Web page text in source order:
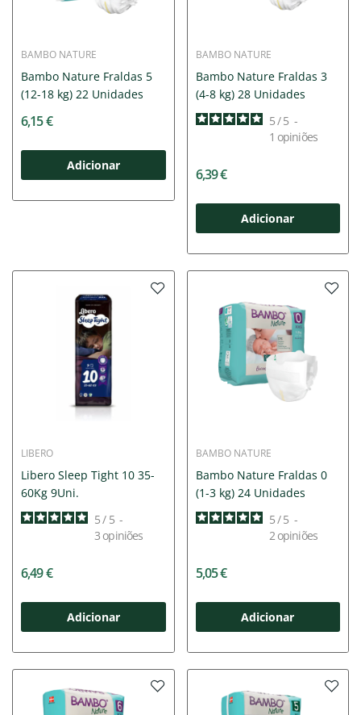
BAMBO NATURE
Bambo Nature Fraldas 5
(12-18 kg) 22 Unidades
6,15 €
Adicionar
BAMBO NATURE
Bambo Nature Fraldas 3
(4-8 kg) 28 Unidades
5/ 5 -
1 opiniões
6,39 €
Adicionar
LIBERO
Libero Sleep Tight 10 35-
60Kg 9Uni.
5/ 5 -
3 opiniões
6,49 €
Adicionar
BAMBO NATURE
Bambo Nature Fraldas 0
(1-3 kg) 24 Unidades
5/ 5 -
2 opiniões
5,05 €
Adicionar